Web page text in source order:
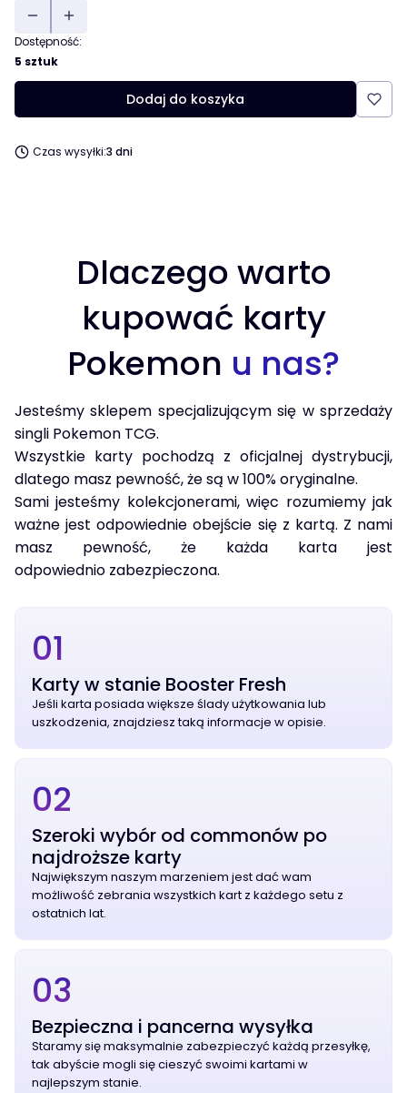
Dostępność:
5 sztuk
Dodaj do koszyka
Czas wysyłki:3 dni
Dlaczego warto
kupować karty
Pokemon u nas?
Jesteśmy sklepem specjalizującym się w sprzedaży
singli Pokemon TCG.
Wszystkie karty pochodzą z oficjalnej dystrybucji,
dlatego masz pewność, że są w 100% oryginalne.
Sami jesteśmy kolekcjonerami, więc rozumiemy jak
ważne jest odpowiednie obejście się z kartą. Z nami
masz pewność, że każda karta jest
odpowiednio zabezpieczona.
01
Karty w stanie Booster Fresh
Jeśli karta posiada większe ślady użytkowania lub
uszkodzenia, znajdziesz taką informacje w opisie.
02
Szeroki wybór od commonów po
najdroższe karty
Największym naszym marzeniem jest dać wam
możliwość zebrania wszystkich kart z każdego setu z
ostatnich lat.
03
Bezpieczna i pancerna wysyłka
Staramy się maksymalnie zabezpieczyć każdą przesyłkę,
tak abyście mogli się cieszyć swoimi kartami w
najlepszym stanie.